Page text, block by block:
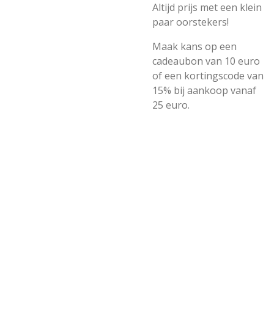
Altijd prijs met een klein
paar oorstekers!
Maak kans op een
cadeaubon van 10 euro
of een kortingscode van
15% bij aankoop vanaf
25 euro.